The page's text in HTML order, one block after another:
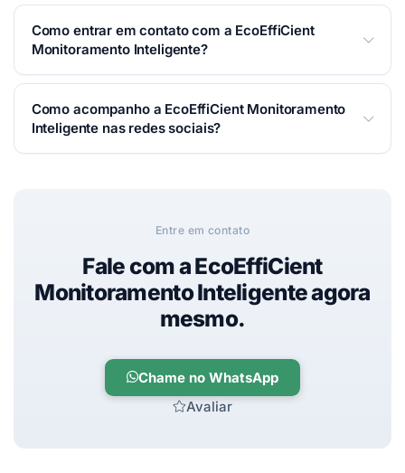
seção Localizaçãodesta página.
Automação Predial em Taubaté. Oferecemos
soluções em monitoramento inteligente de água e
sustentabilidade em condomínios e edifícios.
Conheça nossos serviços e transforme a gestão de
recursos hídricos.
Como entrar em contato com a EcoEffiCient
Monitoramento Inteligente?
Você pode falar com a EcoEffiCient Monitoramento
Inteligente por WhatsApp, telefone ou e-mail — é só
Como acompanho a EcoEffiCient Monitoramento
Inteligente nas redes sociais?
Entre em contato
Fale com a EcoEffiCient
Monitoramento Inteligente agora
mesmo.
Chame no WhatsApp
Avaliar